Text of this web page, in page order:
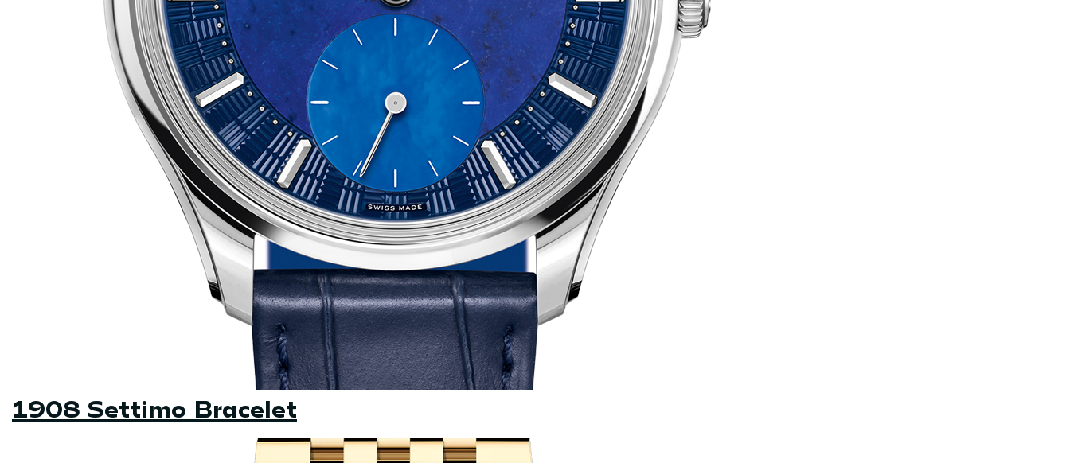
1908 Settimo Bracelet